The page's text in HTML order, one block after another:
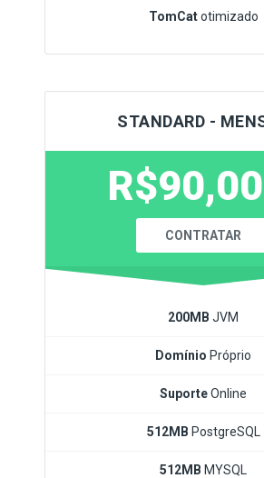
TomCatotimizado
STANDARD -
R$90,00
CONTRATAR
200MB JVM
Domínio Próprio
SuporteOnline
512MB PostgreSQL
512MB MYSQL